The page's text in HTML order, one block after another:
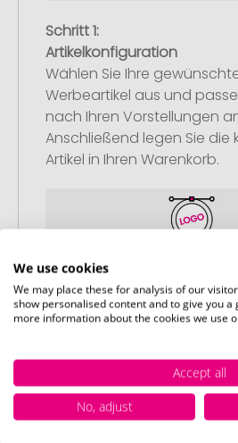
Schritt 1:
Artikelkonfiguration
Wählen Sie Ihre
Werbeartikel aus und
nach Ihren Vorstellungen
Anschließend legen Sie die
Artikel in Ihren Warenkorb.
Schritt 2:
Upload Ihres Logos oder
oder Motiv hoch und
Bestellung ab. Falls Sie
passende Datei zur
We use cookies
We may place these for analysis of our
show personalised content and to give you
more information about the cookies we use
Accept all
No, adjust